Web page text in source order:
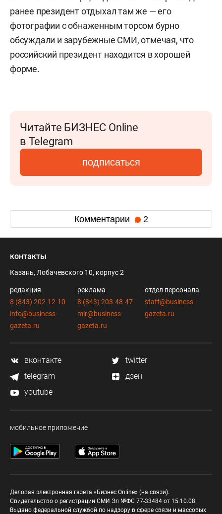
ранее президент отдыхал там же — его
фотографии с обнаженным торсом бурно
обсуждали и зарубежные СМИ, отмечая, что
российский президент находится в хорошей
форме.
Читайте БИЗНЕС Online
в Telegram
подписаться
Комментарии 2
контакты
Казань, Лобачевского 10, корпус 2
редакция
8 (843) 202-12-10
info@business-
gazeta.ru
реклама
8 (843) 203-48-47
mir@business-
gazeta.ru
отдел персонала
staff@business-
gazeta.ru
вконтакте
twitter
telegram
дзен
youtube
мобильное приложение
Деловая электронная газета «Бизнес Online» (на связи).
Свидетельство о регистрации СМИ Эл №ФС 77-33484 от 15.10.08.
Выдано федеральной службой по надзору в сфере связи и массовых